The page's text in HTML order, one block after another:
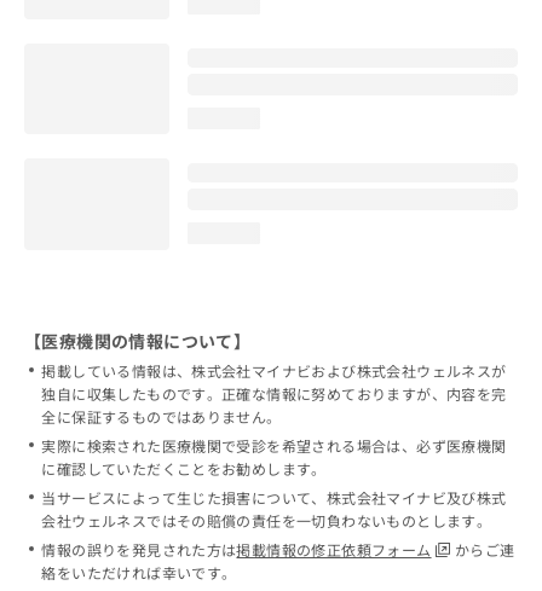
【医療機関の情報について】
掲載している情報は、株式会社マイナビおよび株式会社ウェルネスが
独自に収集したものです。正確な情報に努めておりますが、内容を完
全に保証するものではありません。
実際に検索された医療機関で受診を希望される場合は、必ず医療機関
に確認していただくことをお勧めします。
当サービスによって生じた損害について、株式会社マイナビ及び株式
会社ウェルネスではその賠償の責任を一切負わないものとします。
情報の誤りを発見された方は掲載情報の修正依頼フォーム
からご連
絡をいただければ幸いです。